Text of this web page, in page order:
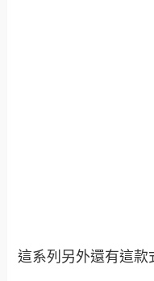
這系列另外還有這款